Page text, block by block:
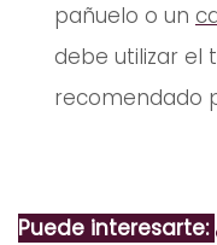
pañuelo o un
debe utilizar el
recomendado
Puede interesarte: